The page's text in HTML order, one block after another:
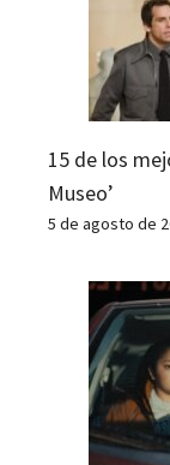
15 de los
Museo’
5 de agosto de